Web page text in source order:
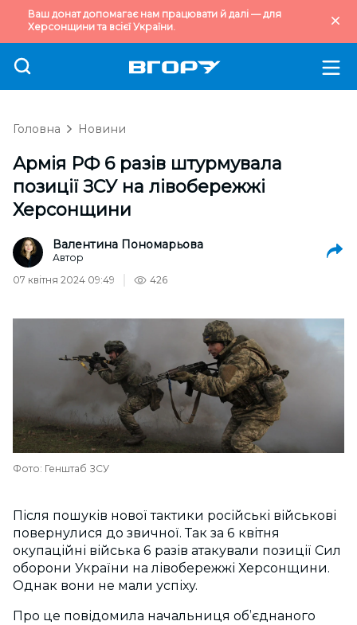
Ваш донат допомагає нам працювати й далі — для
Херсонщини та всієї України.
Головна Новини
Армія РФ 6 разів штурмувала
позиції ЗСУ на лівобережжі
Херсонщини
Валентина Пономарьова
Автор
07 квітня 2024 09:49
426
Фото: Генштаб ЗСУ
Після пошуків нової тактики російські військові
повернулися до звичної. Так за 6 квітня
окупаційні війська 6 разів атакували позиції Сил
оборони України на лівобережжі Херсонщини.
Однак вони не мали успіху.
Про це повідомила начальниця об’єднаного